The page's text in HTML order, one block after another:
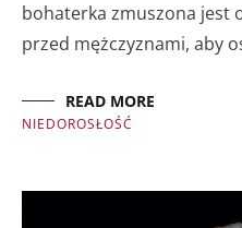
bohaterka zmuszona jest
przed mężczyznami, aby
READ MORE
NIEDOROSŁOŚĆ